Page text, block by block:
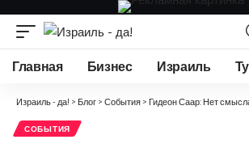
Главная Бизнес Израиль
Израиль - да! > Блог > События > Гидеон Саар: Нет смысла делить
СОБЫТИЯ